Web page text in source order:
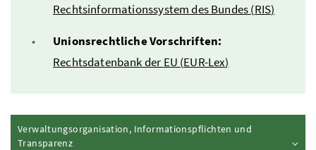
Rechtsinformationssystem des Bundes (RIS)
Unionsrechtliche Vorschriften:
Rechtsdatenbank der EU (EUR-Lex)
Verwaltungsorganisation, Informationspflichten und
TransparenzInhalt aufklappen